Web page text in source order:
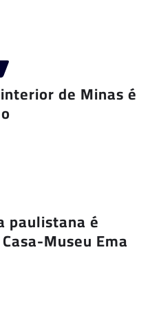
de Minas é
paulistana é
Museu Ema